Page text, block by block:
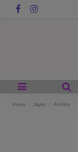
Inicio Joyas Anillos